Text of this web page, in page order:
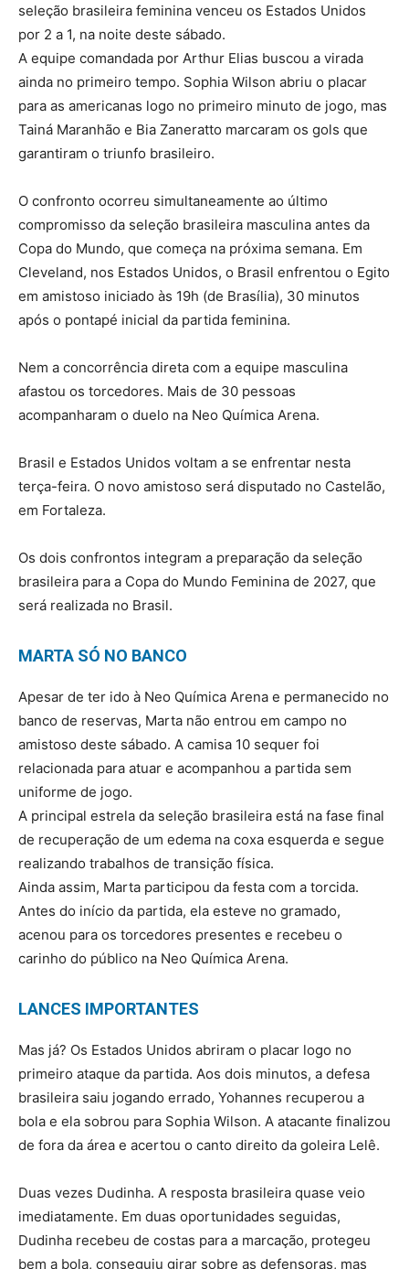
seleção brasileira feminina venceu os Estados Unidos
por 2 a 1, na noite deste sábado.
A equipe comandada por Arthur Elias buscou a virada
ainda no primeiro tempo. Sophia Wilson abriu o placar
para as americanas logo no primeiro minuto de jogo, mas
Tainá Maranhão e Bia Zaneratto marcaram os gols que
garantiram o triunfo brasileiro.
O confronto ocorreu simultaneamente ao último
compromisso da seleção brasileira masculina antes da
Copa do Mundo, que começa na próxima semana. Em
Cleveland, nos Estados Unidos, o Brasil enfrentou o Egito
em amistoso iniciado às 19h (de Brasília), 30 minutos
após o pontapé inicial da partida feminina.
Nem a concorrência direta com a equipe masculina
afastou os torcedores. Mais de 30 pessoas
acompanharam o duelo na Neo Química Arena.
Brasil e Estados Unidos voltam a se enfrentar nesta
terça-feira. O novo amistoso será disputado no Castelão,
em Fortaleza.
Os dois confrontos integram a preparação da seleção
brasileira para a Copa do Mundo Feminina de 2027, que
será realizada no Brasil.
MARTA SÓ NO BANCO
Apesar de ter ido à Neo Química Arena e permanecido no
banco de reservas, Marta não entrou em campo no
amistoso deste sábado. A camisa 10 sequer foi
relacionada para atuar e acompanhou a partida sem
uniforme de jogo.
A principal estrela da seleção brasileira está na fase final
de recuperação de um edema na coxa esquerda e segue
realizando trabalhos de transição física.
Ainda assim, Marta participou da festa com a torcida.
Antes do início da partida, ela esteve no gramado,
acenou para os torcedores presentes e recebeu o
carinho do público na Neo Química Arena.
LANCES IMPORTANTES
Mas já? Os Estados Unidos abriram o placar logo no
primeiro ataque da partida. Aos dois minutos, a defesa
brasileira saiu jogando errado, Yohannes recuperou a
bola e ela sobrou para Sophia Wilson. A atacante finalizou
de fora da área e acertou o canto direito da goleira Lelê.
Duas vezes Dudinha. A resposta brasileira quase veio
imediatamente. Em duas oportunidades seguidas,
Dudinha recebeu de costas para a marcação, protegeu
bem a bola, conseguiu girar sobre as defensoras, mas